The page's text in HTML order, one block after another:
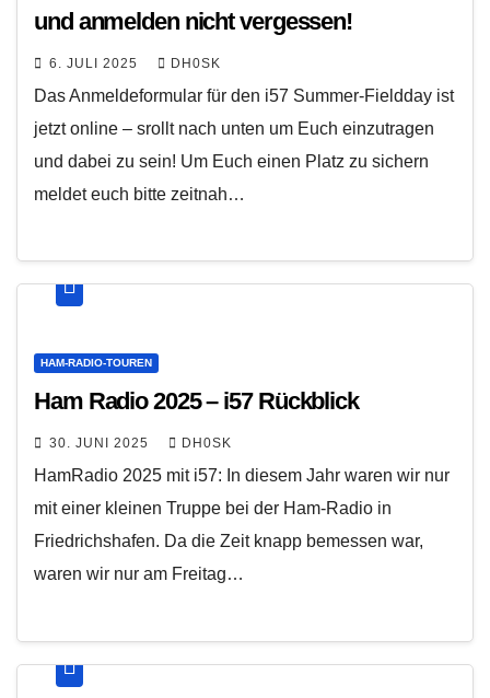
und anmelden nicht vergessen!
6. JULI 2025 DH0SK
Das Anmeldeformular für den i57 Summer-Fieldday ist
jetzt online – srollt nach unten um Euch einzutragen
und dabei zu sein! Um Euch einen Platz zu sichern
meldet euch bitte zeitnah…
HAM-RADIO-TOUREN
Ham Radio 2025 – i57 Rückblick
30. JUNI 2025 DH0SK
HamRadio 2025 mit i57: In diesem Jahr waren wir nur
mit einer kleinen Truppe bei der Ham-Radio in
Friedrichshafen. Da die Zeit knapp bemessen war,
waren wir nur am Freitag…